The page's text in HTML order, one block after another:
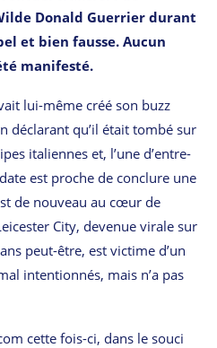
Donald Guerrier durant
et bien fausse. Aucun
manifesté.
lui-même créé son buzz
déclarant qu’il était tombé sur
italiennes et, l’une d’entre-
est proche de conclure une
de nouveau au cœur de
City, devenue virale sur
peut-être, est victime d’un
intentionnés, mais n’a pas
cette fois-ci, dans le souci